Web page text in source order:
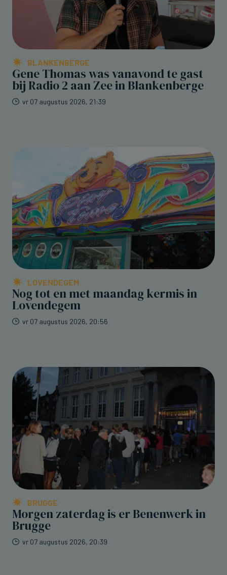
BLANKENBERGE
Gene Thomas was vanavond te gast
bij Radio 2 aan Zee in Blankenberge
vr 07 augustus 2026, 21:39
LOVENDEGEM
Nog tot en met maandag kermis in
Lovendegem
vr 07 augustus 2026, 20:56
BRUGGE
Morgen zaterdag is er Benenwerk in
Brugge
vr 07 augustus 2026, 20:39